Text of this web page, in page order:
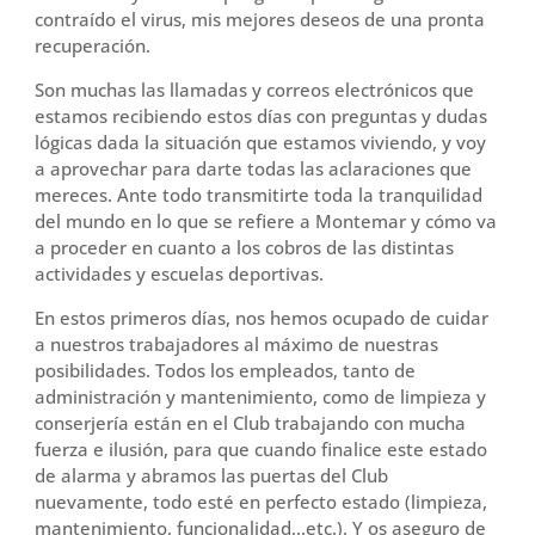
contraído el virus, mis mejores deseos de una pronta
recuperación.
Son muchas las llamadas y correos electrónicos que
estamos recibiendo estos días con preguntas y dudas
lógicas dada la situación que estamos viviendo, y voy
a aprovechar para darte todas las aclaraciones que
mereces. Ante todo transmitirte toda la tranquilidad
del mundo en lo que se refiere a Montemar y cómo va
a proceder en cuanto a los cobros de las distintas
actividades y escuelas deportivas.
En estos primeros días, nos hemos ocupado de cuidar
a nuestros trabajadores al máximo de nuestras
posibilidades. Todos los empleados, tanto de
administración y mantenimiento, como de limpieza y
conserjería están en el Club trabajando con mucha
fuerza e ilusión, para que cuando finalice este estado
de alarma y abramos las puertas del Club
nuevamente, todo esté en perfecto estado (limpieza,
mantenimiento, funcionalidad,..etc.). Y os aseguro de